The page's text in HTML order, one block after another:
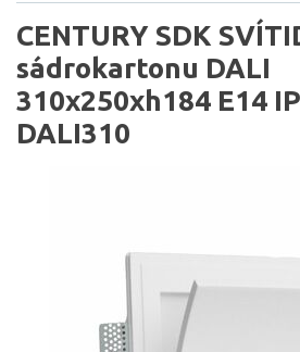
CENTURY SDK
sádrokartonu DALI
310x250xh184 E14
DALI310